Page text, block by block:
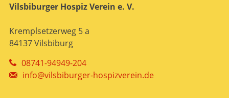
Vilsbiburger Hospiz Verein e. V.
Kremplsetzerweg 5 a
84137 Vilsbiburg
08741-94949-204
info@vilsbiburger-hospizverein.de